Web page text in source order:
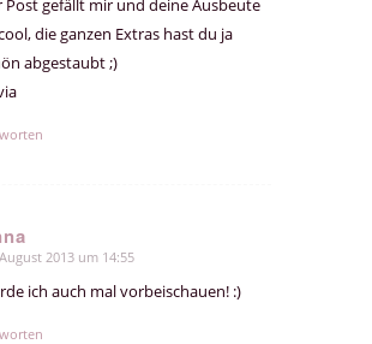
Post gefällt mir und deine Ausbeute
die ganzen Extras hast du ja
abgestaubt ;)
2013 um 14:55
ich auch mal vorbeischauen! :)